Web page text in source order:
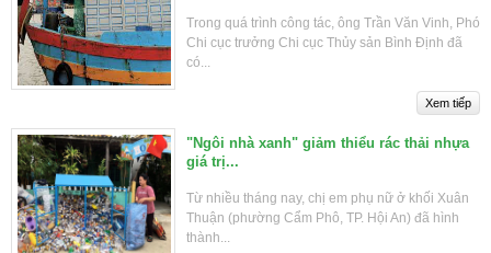
Trong quá trình công tác, ông Trần Văn Vinh, Phó
Chi cục trưởng Chi cục Thủy sản Bình Định đã
có...
"Ngôi nhà xanh" giảm thiểu rác thải nhựa
giá trị...
Từ nhiều tháng nay, chị em phụ nữ ở khối Xuân
Thuận (phường Cẩm Phô, TP. Hội An) đã hình
thành...